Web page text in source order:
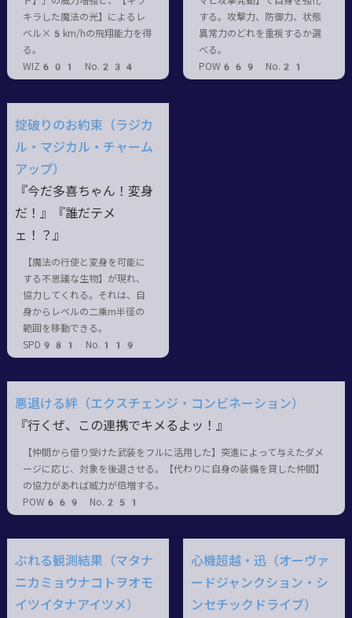
キラした魔法の光】によるレ
ベル×5km/hの飛翔能力を得
る。
WIZ601 No.234
する。攻撃力、防御力、状態
異常力のどれを重視するか選
べる。
POW669 No.21
掟破りのお約束（ラジカ
ル・マジカル・チャーム
アップ）
『今だ多喜ちゃん！変身
だ！』『誰だテメ
ェ！？』
【魔法の行使と変身を可能に
する不思議な生物】が現れ、
協力してくれる。それは、自
身からレベルの二乗m半径の
範囲を移動できる。
SPD981 No.119
悪退ける絆（エクスチェンジ・コンビネーション）
『行くぜ、この連携でキメるよッ！』
【仲間から借り受けた武装をフルに活用した】突進によって与えたダメ
ージに応じ、対象を後退させる。【代わりに自身の装備を貸した仲間】
の協力があれば威力が倍増する。
POW669 No.251
ぶれる観測結果（マタナ
ニカミョウナコトヲオモ
イツイタナアイツメ）
心機超越・迅（オーヴァ
ードジャンクション・シ
ンセチックドライブ）